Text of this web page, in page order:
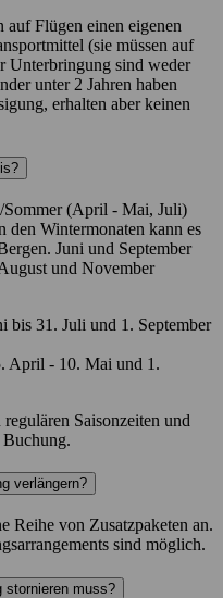
Flügen einen eigenen
(sie müssen auf
Unterbringung sind weder
unter 2 Jahren haben
erhalten aber keinen
Sommer (April - Mai, Juli)
Wintermonaten kann es
Juni und September
und November
bis 31. Juli und 1. September
April - 10. Mai und 1.
Saisonzeiten und
Buchung.
verlängern?
Reihe von Zusatzpaketen an.
sind möglich.
stornieren muss?